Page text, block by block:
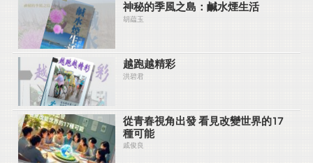
神秘的季風之島：鹹水煙生活
胡藴玉
越跑越精彩
洪碧君
從青春視角出發 看見改變世界的17
種可能
戚俊良